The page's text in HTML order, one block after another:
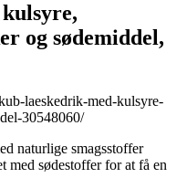
og sødemiddel,
laeskedrik-med-kulsyre-
30548060/
naturlige smagsstoffer
med sødestoffer for at få en